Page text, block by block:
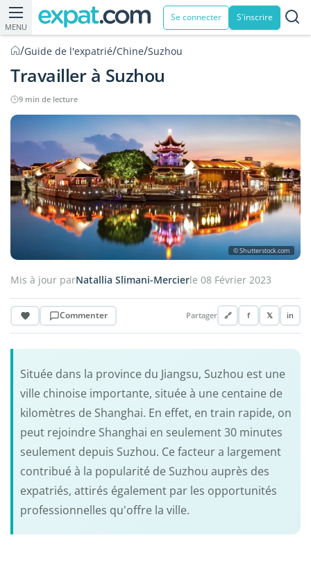
MENU
Se connecter S'inscrire
/Guide de l'expatrié/Chine/Suzhou
Travailler à Suzhou
9 min de lecture
© Shutterstock.com
Mis à jour parNatallia Slimani-Mercierle 08 Février 2023
Commenter Partager 🔗 f 𝕏 in
Située dans la province du Jiangsu, Suzhou est une
ville chinoise importante, située à une centaine de
kilomètres de Shanghai. En effet, en train rapide, on
peut rejoindre Shanghai en seulement 30 minutes
seulement depuis Suzhou. Ce facteur a largement
contribué à la popularité de Suzhou auprès des
expatriés, attirés également par les opportunités
professionnelles qu'offre la ville.